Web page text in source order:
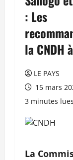
: Les
la CNDH
LE PAYS
15 mars
3 minutes lues
La